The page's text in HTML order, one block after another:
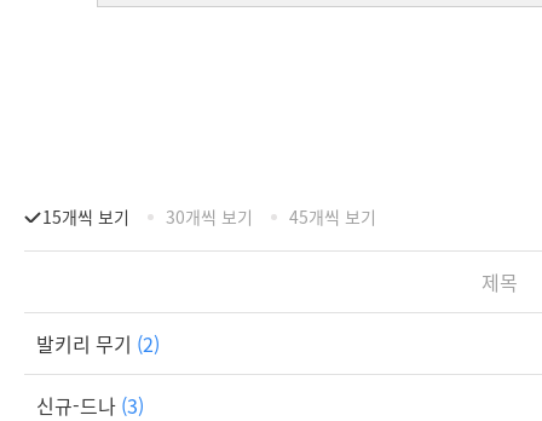
15개씩 보기 30개씩 보기 45개씩 보기
제목
발키리 무기 (2)
신규-드나 (3)